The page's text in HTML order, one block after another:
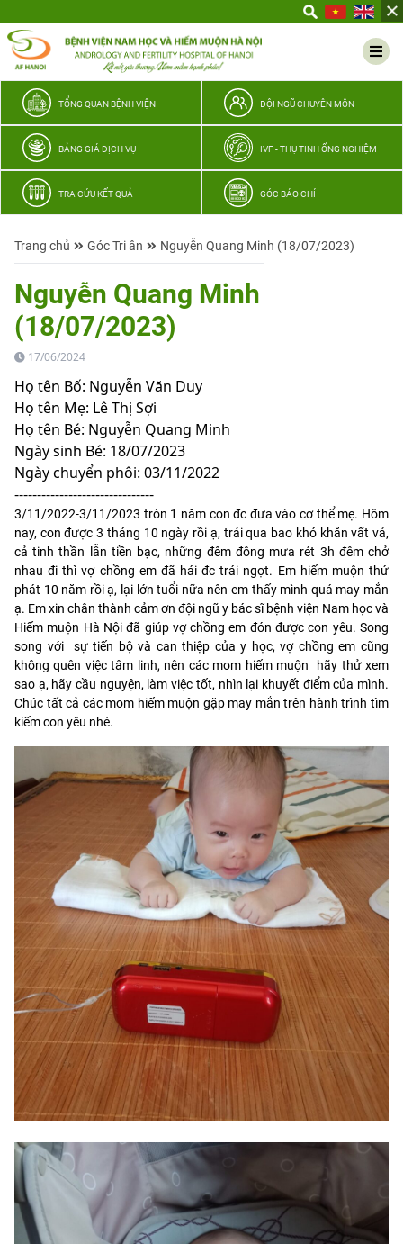
thương
TỔNG QUAN BỆNH VIỆN ĐỘI NGŨ CHUYÊN MÔN
BẢNG GIÁ DỊCH VỤ IVF - THỤ TINH ỐNG NGHIỆM
TRA CỨU KẾT QUẢ GÓC BÁO CHÍ
Trang chủ Góc Tri ân Nguyễn Quang Minh (18/07/2023)
Nguyễn Quang Minh
(18/07/2023)
17/06/2024
Họ tên Bố: Nguyễn Văn Duy
Họ tên Mẹ: Lê Thị Sợi
Họ tên Bé: Nguyễn Quang Minh
Ngày sinh Bé: 18/07/2023
Ngày chuyển phôi: 03/11/2022
-------------------------------
3/11/2022-3/11/2023 tròn 1 năm con đc đưa vào cơ thể mẹ. Hôm
nay, con được 3 tháng 10 ngày rồi ạ, trải qua bao khó khăn vất vả,
cả tinh thần lẫn tiền bạc, những đêm đông mưa rét 3h đêm chở
nhau đi thì vợ chồng em đã hái đc trái ngọt. Em hiếm muộn thứ
phát 10 năm rồi ạ, lại lớn tuổi nữa nên em thấy mình quá may mắn
ạ. Em xin chân thành cảm ơn đội ngũ y bác sĩ bệnh viện Nam học và
Hiếm muộn Hà Nội đã giúp vợ chồng em đón được con yêu. Song
song với sự tiến bộ và can thiệp của y học, vợ chồng em cũng
không quên việc tâm linh, nên các mom hiếm muộn hãy thử xem
sao ạ, hãy cầu nguyện, làm việc tốt, nhìn lại khuyết điểm của mình.
Chúc tất cả các mom hiếm muộn gặp may mắn trên hành trình tìm
kiếm con yêu nhé.